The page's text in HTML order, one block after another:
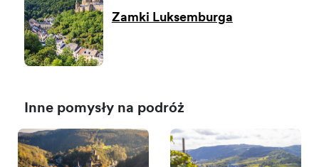
Zamki Luksemburga
Inne pomysły na podróż